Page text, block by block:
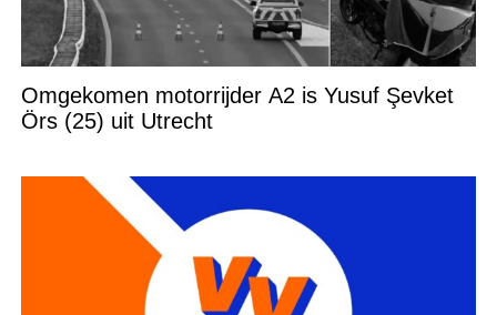
Omgekomen motorrijder A2 is Yusuf Şevket
Örs (25) uit Utrecht